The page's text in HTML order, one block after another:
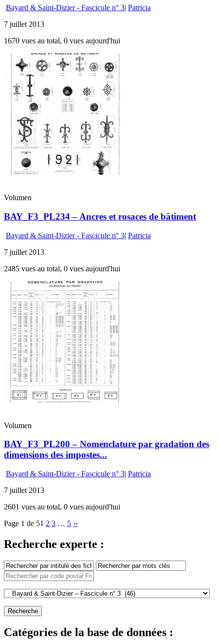
Bayard & Saint-Dizier - Fascicule n° 3| Patricia
7 juillet 2013
1670 vues au total, 0 vues aujourd'hui
Volumen
BAY_F3_PL234 – Ancres et rosaces de bâtiment
Bayard & Saint-Dizier - Fascicule n° 3| Patricia
7 juillet 2013
2485 vues au total, 0 vues aujourd'hui
Volumen
BAY_F3_PL200 – Nomenclature par gradation des
dimensions des impostes...
Bayard & Saint-Dizier - Fascicule n° 3| Patricia
7 juillet 2013
2601 vues au total, 0 vues aujourd'hui
Page 1 de 51 2 3 … 5 ››
Recherche experte :
Catégories de la base de données :